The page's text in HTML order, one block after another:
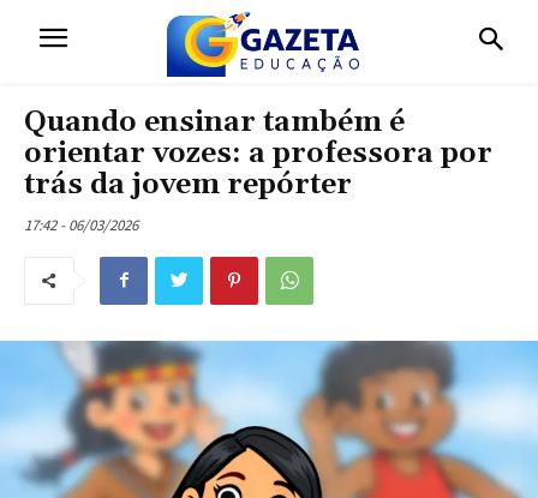
Quando ensinar também é
orientar vozes: a professora por
trás da jovem repórter
17:42 - 06/03/2026